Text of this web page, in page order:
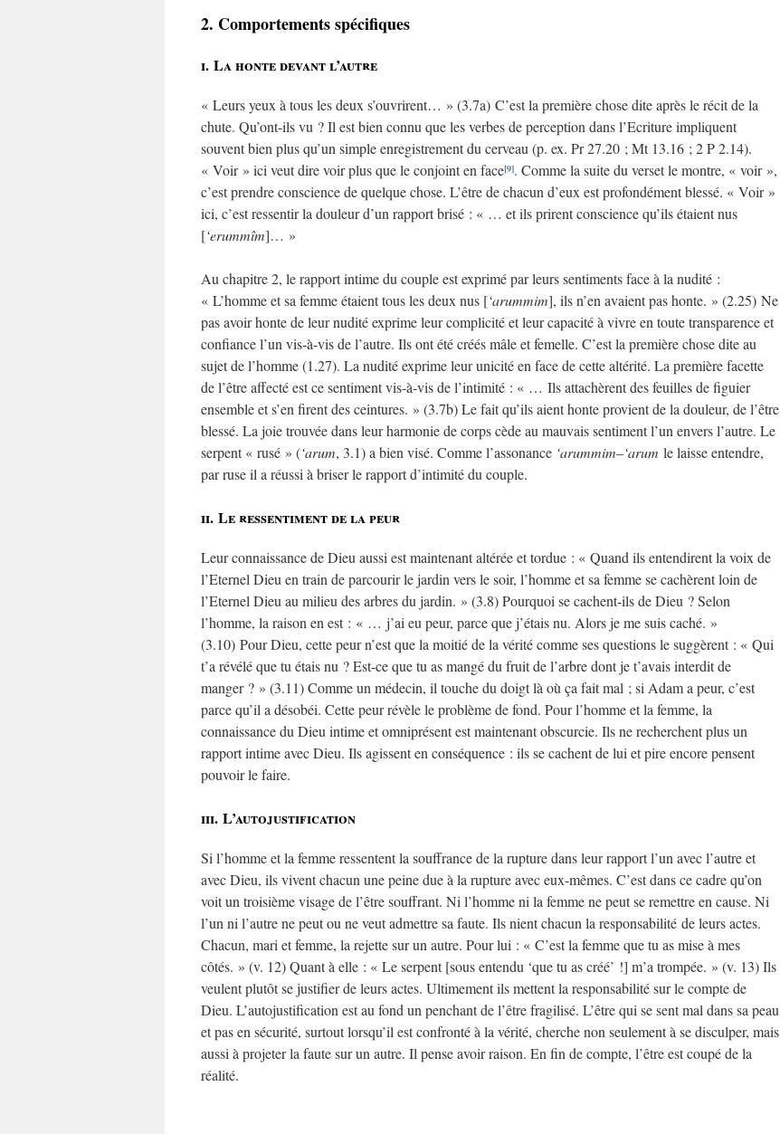
2. Comportements spécifiques
i. La honte devant l’autre
« Leurs yeux à tous les deux s’ouvrirent… » (3.7a) C’est la première chose dite après le récit de la
chute. Qu’ont-ils vu ? Il est bien connu que les verbes de perception dans l’Ecriture impliquent
souvent bien plus qu’un simple enregistrement du cerveau (p. ex. Pr 27.20 ; Mt 13.16 ; 2 P 2.14).
« Voir » ici veut dire voir plus que le conjoint en face[9]. Comme la suite du verset le montre, « voir »,
c’est prendre conscience de quelque chose. L’être de chacun d’eux est profondément blessé. « Voir »
ici, c’est ressentir la douleur d’un rapport brisé : « … et ils prirent conscience qu’ils étaient nus
[‘erummîm]… »
Au chapitre 2, le rapport intime du couple est exprimé par leurs sentiments face à la nudité :
« L’homme et sa femme étaient tous les deux nus [‘arummim], ils n’en avaient pas honte. » (2.25) Ne
pas avoir honte de leur nudité exprime leur complicité et leur capacité à vivre en toute transparence et
confiance l’un vis-à-vis de l’autre. Ils ont été créés mâle et femelle. C’est la première chose dite au
sujet de l’homme (1.27). La nudité exprime leur unicité en face de cette altérité. La première facette
de l’être affecté est ce sentiment vis-à-vis de l’intimité : « … Ils attachèrent des feuilles de figuier
ensemble et s’en firent des ceintures. » (3.7b) Le fait qu’ils aient honte provient de la douleur, de l’être
blessé. La joie trouvée dans leur harmonie de corps cède au mauvais sentiment l’un envers l’autre. Le
serpent « rusé » (‘arum, 3.1) a bien visé. Comme l’assonance ‘arummim–‘arum le laisse entendre,
par ruse il a réussi à briser le rapport d’intimité du couple.
ii. Le ressentiment de la peur
Leur connaissance de Dieu aussi est maintenant altérée et tordue : « Quand ils entendirent la voix de
l’Eternel Dieu en train de parcourir le jardin vers le soir, l’homme et sa femme se cachèrent loin de
l’Eternel Dieu au milieu des arbres du jardin. » (3.8) Pourquoi se cachent-ils de Dieu ? Selon
l’homme, la raison en est : « … j’ai eu peur, parce que j’étais nu. Alors je me suis caché. »
(3.10) Pour Dieu, cette peur n’est que la moitié de la vérité comme ses questions le suggèrent : « Qui
t’a révélé que tu étais nu ? Est-ce que tu as mangé du fruit de l’arbre dont je t’avais interdit de
manger ? » (3.11) Comme un médecin, il touche du doigt là où ça fait mal ; si Adam a peur, c’est
parce qu’il a désobéi. Cette peur révèle le problème de fond. Pour l’homme et la femme, la
connaissance du Dieu intime et omniprésent est maintenant obscurcie. Ils ne recherchent plus un
rapport intime avec Dieu. Ils agissent en conséquence : ils se cachent de lui et pire encore pensent
pouvoir le faire.
iii. L’autojustification
Si l’homme et la femme ressentent la souffrance de la rupture dans leur rapport l’un avec l’autre et
avec Dieu, ils vivent chacun une peine due à la rupture avec eux-mêmes. C’est dans ce cadre qu’on
voit un troisième visage de l’être souffrant. Ni l’homme ni la femme ne peut se remettre en cause. Ni
l’un ni l’autre ne peut ou ne veut admettre sa faute. Ils nient chacun la responsabilité de leurs actes.
Chacun, mari et femme, la rejette sur un autre. Pour lui : « C’est la femme que tu as mise à mes
côtés. » (v. 12) Quant à elle : « Le serpent [sous entendu ‘que tu as créé’ !] m’a trompée. » (v. 13) Ils
veulent plutôt se justifier de leurs actes. Ultimement ils mettent la responsabilité sur le compte de
Dieu. L’autojustification est au fond un penchant de l’être fragilisé. L’être qui se sent mal dans sa peau
et pas en sécurité, surtout lorsqu’il est confronté à la vérité, cherche non seulement à se disculper, mais
aussi à projeter la faute sur un autre. Il pense avoir raison. En fin de compte, l’être est coupé de la
réalité.